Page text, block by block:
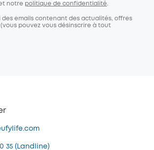
notre politique de confidentialité.
des emails contenant des actualités, offres
pouvez vous désinscrire à tout
35 (Landline)